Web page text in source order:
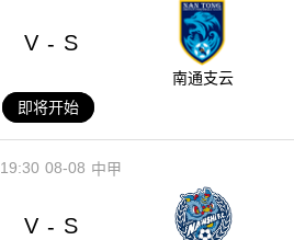
V - S
南通支云
即将开始
08-08
19:30 中甲
V - S